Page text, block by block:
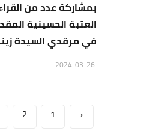
بمشاركة عدد من
العتبة الحسينية
في مرقدي السيدة
‹
1
2